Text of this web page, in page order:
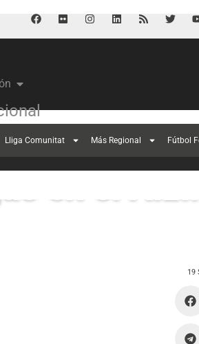
Lliga Comunitat Más Regional Fútbol
en el
19